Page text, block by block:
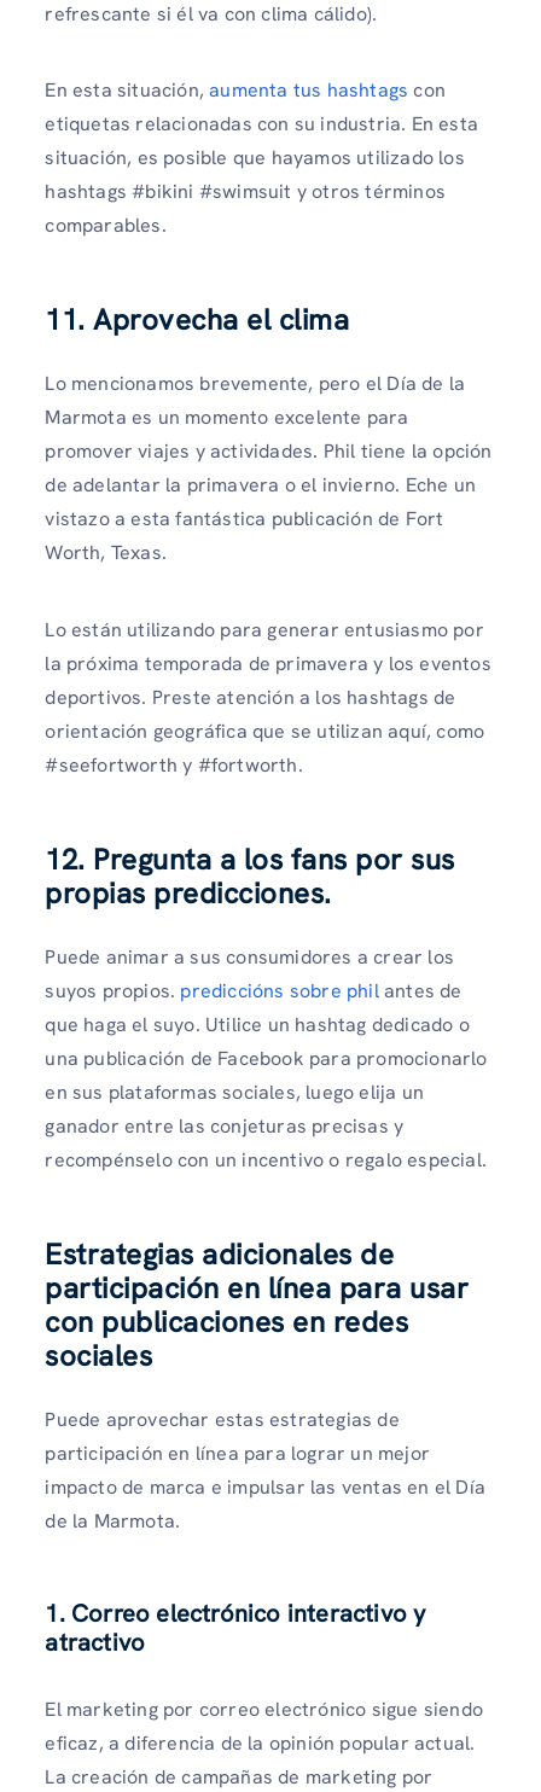
refrescante si él va con clima cálido).
En esta situación,aumenta tus hashtags con
etiquetas relacionadas con su industria. En esta
situación, es posible que hayamos utilizado los
hashtags #bikini #swimsuit y otros términos
comparables.
11. Aprovecha el clima
Lo mencionamos brevemente, pero el Día de la
Marmota es un momento excelente para
promover viajes y actividades. Phil tiene la opción
de adelantar la primavera o el invierno. Eche un
vistazo a esta fantástica publicación de Fort
Worth, Texas.
Lo están utilizando para generar entusiasmo por
la próxima temporada de primavera y los eventos
deportivos. Preste atención a los hashtags de
orientación geográfica que se utilizan aquí, como
#seefortworth y #fortworth.
12. Pregunta a los fans por sus
propias predicciones.
Puede animar a sus consumidores a crear los
suyos propios. prediccións sobre philantes de
que haga el suyo. Utilice un hashtag dedicado o
una publicación de Facebook para promocionarlo
en sus plataformas sociales, luego elija un
ganador entre las conjeturas precisas y
recompénselo con un incentivo o regalo especial.
Estrategias adicionales de
participación en línea para usar
con publicaciones en redes
sociales
Puede aprovechar estas estrategias de
participación en línea para lograr un mejor
impacto de marca e impulsar las ventas en el Día
de la Marmota.
1. Correo electrónico interactivo y
atractivo
El marketing por correo electrónico sigue siendo
eficaz, a diferencia de la opinión popular actual.
La creación de campañas de marketing por